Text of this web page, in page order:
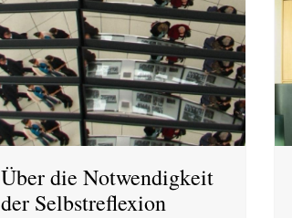
Über die Notwendigkeit
der Selbstreflexion